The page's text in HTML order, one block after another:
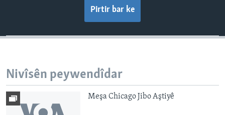
Pirtir bar ke
Nivîsên peywendîdar
Meşa Chicago Jibo Aştiyê